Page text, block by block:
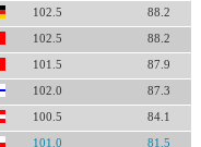
102.5 88.2
102.5 88.2
101.5 87.9
102.0 87.3
100.5 84.1
101.0 81.5